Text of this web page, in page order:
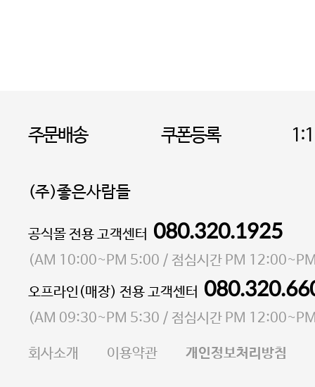
주문배송 쿠폰등록
(주)좋은사람들
대표 이성현,박영환| 개인정보관리책임자 김상현
소재지 서울특별시 마포구 마포대로4다길 41 마포
통신판매업 신고번호 2023-서울마포-3931호
사업자등록번호 105-81-58242
E-MAIL goodpeople@gpin.co.kr
공식몰 전용 고객센터 080.320.1925
(AM 10:00~PM 5:00 / 점심시간 PM
오프라인(매장) 전용 고객센터
(AM 09:30~PM 5:30 / 점심시간 PM
회사소개 이용약관 개인정보처리방침